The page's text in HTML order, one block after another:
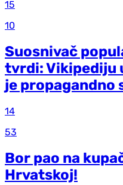
15
10
Suosnivač
tvrdi: Vikipediju
je propagandno
14
53
Bor pao na
Hrvatskoj!